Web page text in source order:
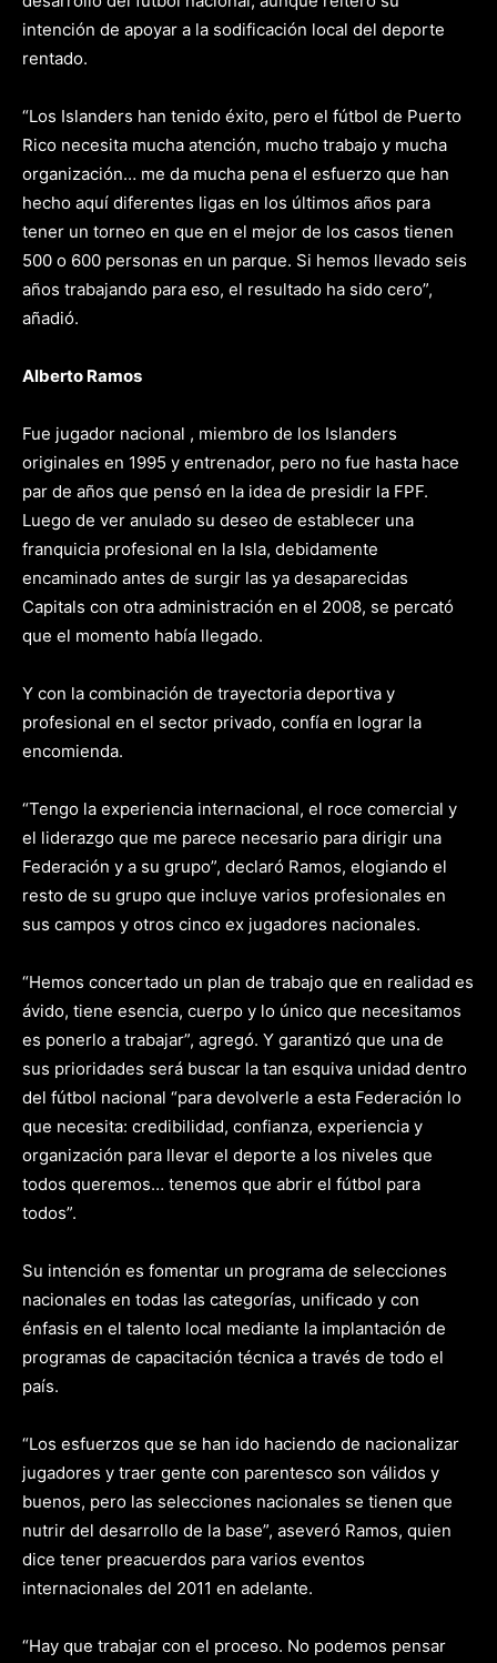
intención de apoyar a la sodificación local del deporte
rentado.
“Los Islanders han tenido éxito, pero el fútbol de Puerto
Rico necesita mucha atención, mucho trabajo y mucha
organización… me da mucha pena el esfuerzo que han
hecho aquí diferentes ligas en los últimos años para
tener un torneo en que en el mejor de los casos tienen
500 o 600 personas en un parque. Si hemos llevado seis
años trabajando para eso, el resultado ha sido cero”,
añadió.
Alberto Ramos
Fue jugador nacional , miembro de los Islanders
originales en 1995 y entrenador, pero no fue hasta hace
par de años que pensó en la idea de presidir la FPF.
Luego de ver anulado su deseo de establecer una
franquicia profesional en la Isla, debidamente
encaminado antes de surgir las ya desaparecidas
Capitals con otra administración en el 2008, se percató
que el momento había llegado.
Y con la combinación de trayectoria deportiva y
profesional en el sector privado, confía en lograr la
encomienda.
“Tengo la experiencia internacional, el roce comercial y
el liderazgo que me parece necesario para dirigir una
Federación y a su grupo”, declaró Ramos, elogiando el
resto de su grupo que incluye varios profesionales en
sus campos y otros cinco ex jugadores nacionales.
“Hemos concertado un plan de trabajo que en realidad es
ávido, tiene esencia, cuerpo y lo único que necesitamos
es ponerlo a trabajar”, agregó. Y garantizó que una de
sus prioridades será buscar la tan esquiva unidad dentro
del fútbol nacional “para devolverle a esta Federación lo
que necesita: credibilidad, confianza, experiencia y
organización para llevar el deporte a los niveles que
todos queremos… tenemos que abrir el fútbol para
todos”.
Su intención es fomentar un programa de selecciones
nacionales en todas las categorías, unificado y con
énfasis en el talento local mediante la implantación de
programas de capacitación técnica a través de todo el
país.
“Los esfuerzos que se han ido haciendo de nacionalizar
jugadores y traer gente con parentesco son válidos y
buenos, pero las selecciones nacionales se tienen que
nutrir del desarrollo de la base”, aseveró Ramos, quien
dice tener preacuerdos para varios eventos
internacionales del 2011 en adelante.
“Hay que trabajar con el proceso. No podemos pensar